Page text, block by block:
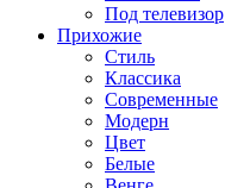
Под телевизор
Прихожие
Стиль
Классика
Современные
Модерн
Цвет
Белые